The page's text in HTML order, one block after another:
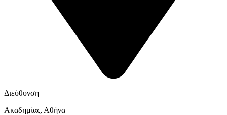
Διεύθυνση
Ακαδημίας, Αθήνα